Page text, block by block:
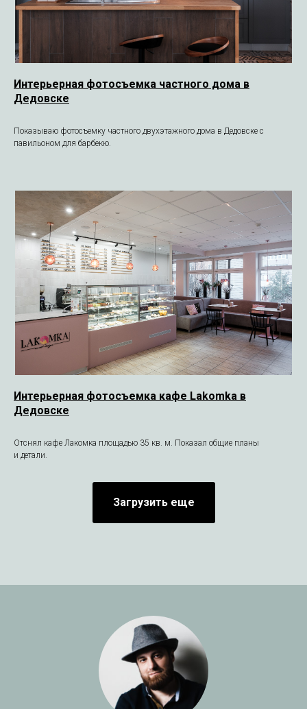
Интерьерная фотосъемка частного дома в
Дедовске
Показываю фотосъемку частного двухэтажного дома в Дедовске с
павильоном для барбекю.
Интерьерная фотосъемка кафе Lakomka в
Дедовске
Отснял кафе Лакомка площадью 35 кв. м. Показал общие планы
и детали.
Загрузить еще